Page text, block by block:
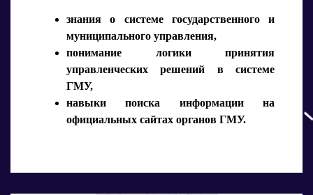
знания о системе государственного и
муниципального управления,
понимание логики принятия
управленческих решений в системе
ГМУ,
навыки поиска информации на
официальных сайтах органов ГМУ.